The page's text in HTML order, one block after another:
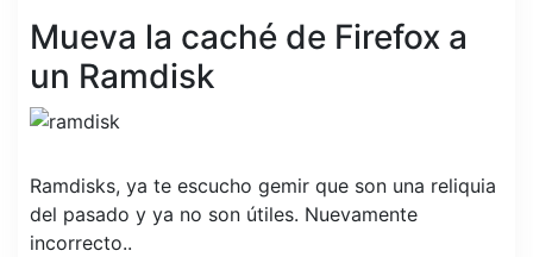
Mueva la caché de Firefox a
un Ramdisk
Ramdisks, ya te escucho gemir que son una reliquia
del pasado y ya no son útiles. Nuevamente
incorrecto..